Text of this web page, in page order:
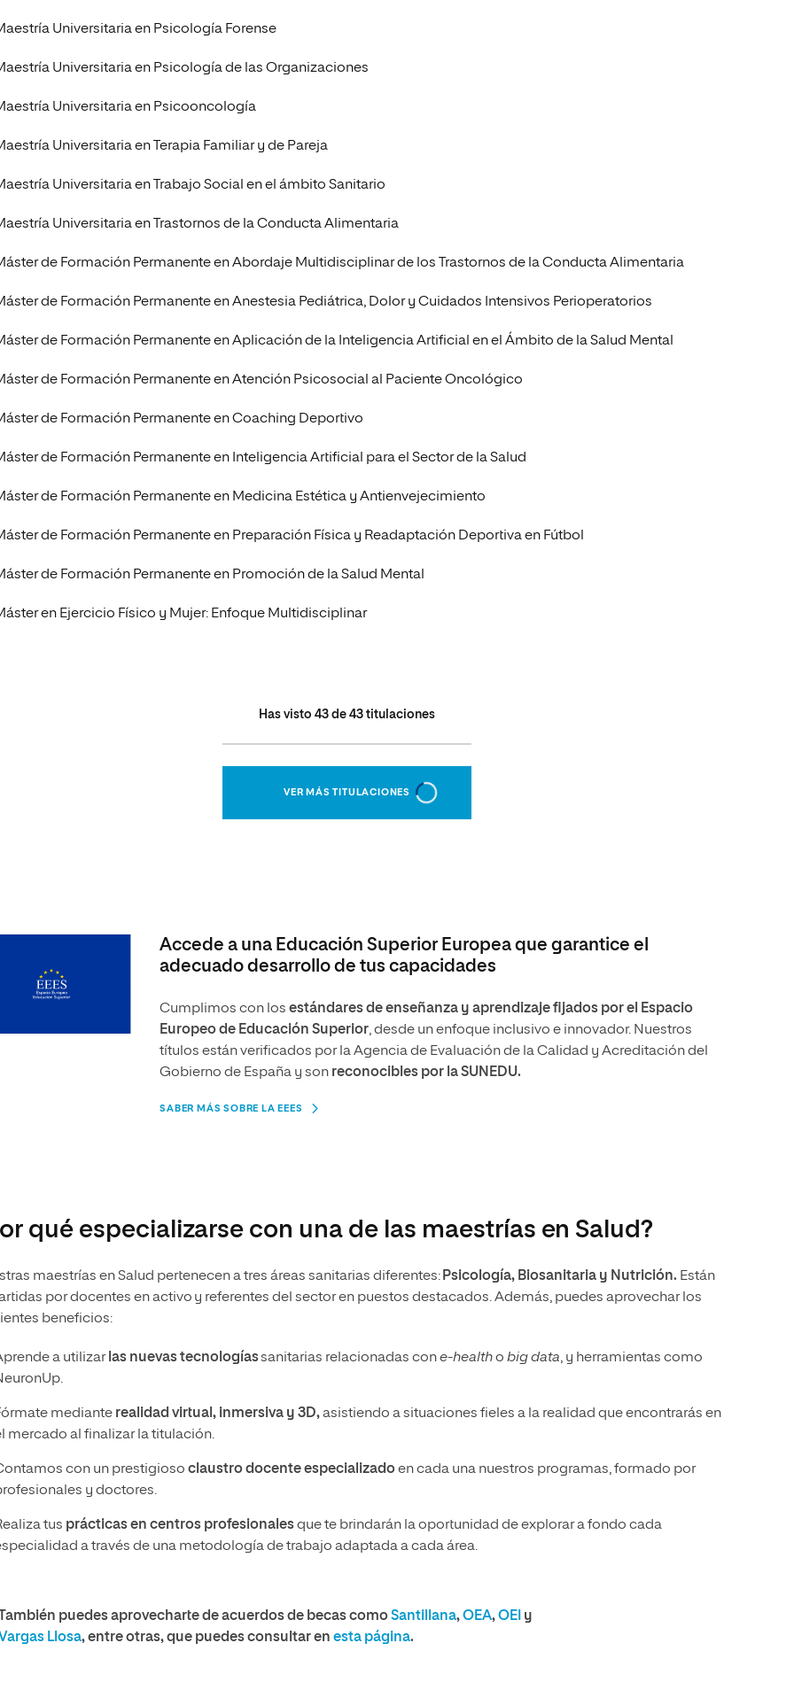
Universitaria en Psicología Forense
Universitaria en Psicología de las Organizaciones
Universitaria en Psicooncología
Universitaria en Terapia Familiar y de Pareja
Universitaria en Trabajo Social en el ámbito Sanitario
Universitaria en Trastornos de la Conducta Alimentaria
de Formación Permanente en Abordaje Multidisciplinar de los Trastornos de la Conducta Alimentaria
de Formación Permanente en Anestesia Pediátrica, Dolor y Cuidados Intensivos Perioperatorios
de Formación Permanente en Aplicación de la Inteligencia Artificial en el Ámbito de la Salud Mental
de Formación Permanente en Atención Psicosocial al Paciente Oncológico
de Formación Permanente en Coaching Deportivo
de Formación Permanente en Inteligencia Artificial para el Sector de la Salud
de Formación Permanente en Medicina Estética y Antienvejecimiento
de Formación Permanente en Preparación Física y Readaptación Deportiva en Fútbol
de Formación Permanente en Promoción de la Salud Mental
en Ejercicio Físico y Mujer: Enfoque Multidisciplinar
Has visto 43 de 43 titulaciones
VER MÁS TITULACIONES
Accede a una Educación Superior Europea que garantice el
adecuado desarrollo de tus capacidades
Cumplimos con losestándares de enseñanza y aprendizaje fijados por el Espacio
Europeo de Educación Superior, desde un enfoque inclusivo e innovador. Nuestros
títulos están verificados por la Agencia de Evaluación de la Calidad y Acreditación del
Gobierno de España y son reconocibles por la SUNEDU.
SABER MÁS SOBRE LA EEES
qué especializarse con una de las maestrías en Salud?
maestrías en Salud pertenecen a tres áreas sanitarias diferentes: Psicología, Biosanitaria y Nutrición. Están
por docentes en activo y referentes del sector en puestos destacados. Además, puedes aprovechar los
beneficios:
a utilizar las nuevas tecnologíassanitarias relacionadas cone-healtho big data, y herramientas como
mediante realidad virtual, inmersiva y 3D,asistiendo a situaciones fieles a la realidad que encontrarás en
mercado al finalizar la titulación.
con un prestigioso claustro docente especializadoen cada una nuestros programas, formado por
y doctores.
tus prácticas en centros profesionalesque te brindarán la oportunidad de explorar a fondo cada
a través de una metodología de trabajo adaptada a cada área.
puedes aprovecharte de acuerdos de becas comoSantillana,OEA,OEI y
Llosa, entre otras, que puedes consultar en esta página.